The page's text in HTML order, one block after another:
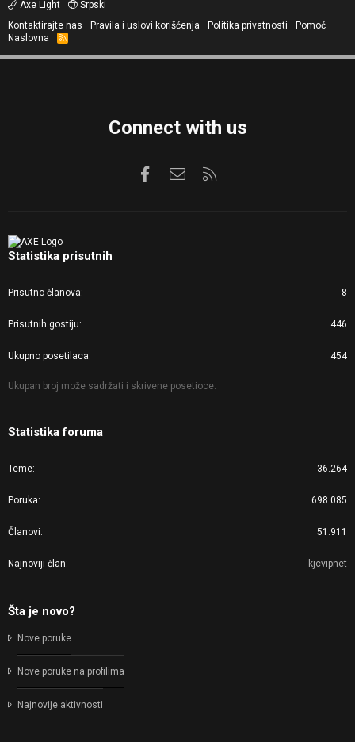
Axe Light
Srpski
Kontaktirajte nas
Pravila i uslovi korišćenja Politika privatnosti
Pomoć
Naslovna
R
S
Connect with us
FacebookKontaktirajte nas
Statistika prisutnih
Prisutno članova 8
Prisutnih gostiju 446
Ukupno posetilaca 454
Ukupan broj može sadržati i skrivene posetioce.
Statistika foruma
Teme 36.264
Poruka 698.085
Članovi 51.911
Najnoviji član kjcvipnet
Šta je novo?
Nove poruke
Nove poruke na profilima
Najnovije aktivnosti